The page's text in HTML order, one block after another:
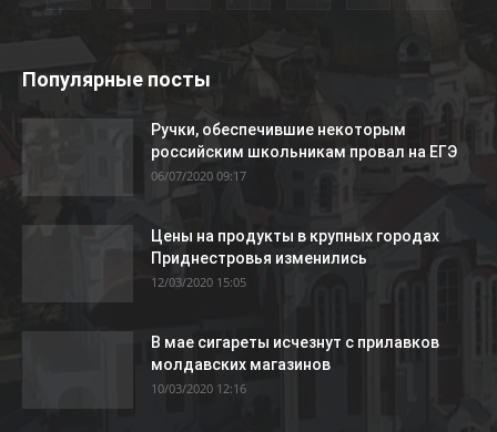
Популярные посты
Ручки, обеспечившие некоторым
российским школьникам провал на ЕГЭ
06/07/2020 09:17
Цены на продукты в крупных городах
Приднестровья изменились
12/03/2020 15:05
В мае сигареты исчезнут с прилавков
молдавских магазинов
10/03/2020 12:16